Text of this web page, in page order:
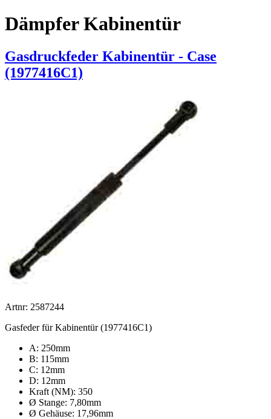
Dämpfer Kabinentür
Gasdruckfeder Kabinentür - Case
(1977416C1)
Artnr: 2587244
Gasfeder für Kabinentür (1977416C1)
A: 250mm
B: 115mm
C: 12mm
D: 12mm
Kraft (NM): 350
Ø Stange: 7,80mm
Ø Gehäuse: 17,96mm